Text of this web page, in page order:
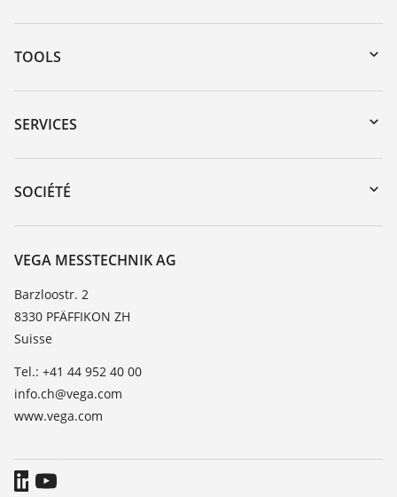
TOOLS
Téléchargements
Recherche par numéro de série
DTM Collection/PACTware
SERVICES
Retour d'appareil
Formations
TeamViewer
SOCIÉTÉ
À propos de VEGA
Contact
News
Presse
Blog
VEGA MESSTECHNIK AG
Barzloostr. 2
8330 PFÄFFIKON ZH
Suisse
Tel.: +41 44 952 40 00
info.ch@vega.com
www.vega.com